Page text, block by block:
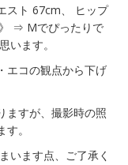
ト 67cm、 ヒップ
Mでぴったりで
います。
エコの観点から下げ
ますが、撮影時の照
。
います点、ご了承く